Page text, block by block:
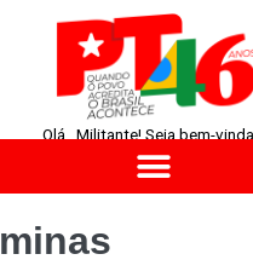
Olá , Militante! Seja bem-
minas